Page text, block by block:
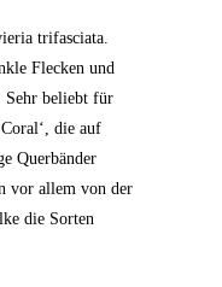
trifasciata.
Flecken und
Sehr beliebt für
die auf
Querbänder
vor allem von der
die Sorten